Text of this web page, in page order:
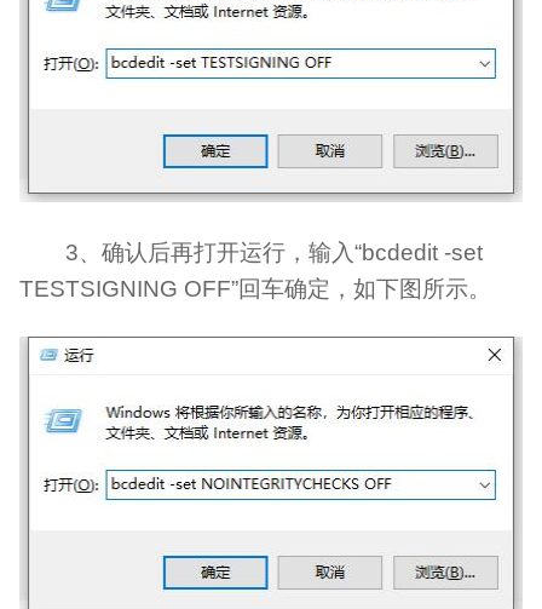
3、确认后再打开运行，输入“bcdedit -set
TESTSIGNING OFF”回车确定，如下图所示。